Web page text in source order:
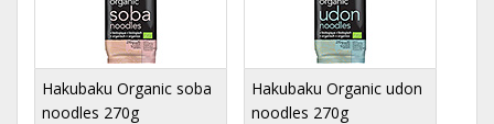
Hakubaku Organic soba
noodles 270g
Hakubaku Organic udon
noodles 270g